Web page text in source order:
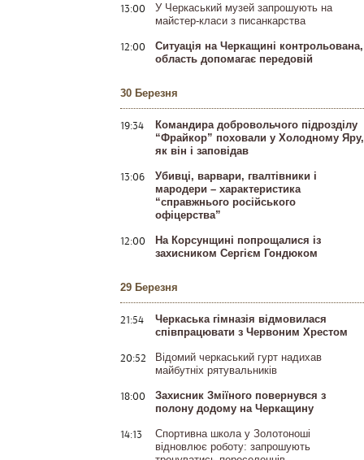
13:00
У Черкаський музей запрошують на
майстер-класи з писанкарства
12:00
Ситуація на Черкащині контрольована,
область допомагає передовій
30 Березня
19:34
Командира добровольчого підрозділу
“Фрайкор” поховали у Холодному Яру,
як він і заповідав
13:06
Убивці, варвари, гвалтівники і
мародери – характеристика
“справжнього російського
офіцерства”
12:00
На Корсунщині попрощалися із
захисником Сергієм Гондюком
29 Березня
21:54
Черкаська гімназія відмовилася
співпрацювати з Червоним Хрестом
20:52
Відомий черкаський гурт надихав
майбутніх рятувальників
18:00
Захисник Зміїного повернувся з
полону додому на Черкащину
14:13
Спортивна школа у Золотоноші
відновлює роботу: запрошують